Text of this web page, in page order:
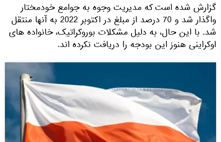
گزارش شده است که مدیریت وجوه به جوامع خودمختار
واگذار شد و 70 درصد از مبلغ در اکتوبر 2022 به آنها منتقل
شد. با این حال، به دلیل مشکلات بوروکراتیک، خانواده های
اوکراینی هنوز این بودجه را دریافت نکرده اند.